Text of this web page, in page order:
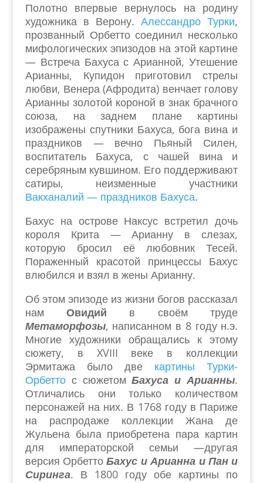
Полотно впервые вернулось на родину
художника в Верону.Алессандро Турки,
прозванный Орбетто соединил несколько
мифологических эпизодов на этой картине
— Встреча Бахуса с Арианной, Утешение
Арианны, Купидон приготовил стрелы
любви, Венера (Афродита) венчает голову
Арианны золотой короной в знак брачного
союза, на заднем плане картины
изображены спутники Бахуса, бога вина и
праздников — вечно Пьяный Силен,
воспитатель Бахуса, с чашей вина и
серебряным кувшином. Его поддерживают
сатиры, неизменные участники
Вакханалий — праздников Бахуса.
Бахус на острове Наксус встретил дочь
короля Крита — Арианну в слезах,
которую бросил её любовник Тесей.
Пораженный красотой принцессы Бахус
влюбился и взял в жены Арианну.
Об этом эпизоде из жизни богов рассказал
намОвидий в своём труде
Метаморфозы, написанном в 8 году н.э.
Многие художники обращались к этому
сюжету, в XVIII веке в коллекции
Эрмитажа было две картины Турки-
Орбеттос сюжетом Бахуса и Арианны.
Отличались они только количеством
персонажей на них. В 1768 году в Париже
на распродаже коллекции Жана де
Жульена была приобретена пара картин
для императорской семьи —другая
версия ОрбеттоБахус и Арианна и Пан и
Сиринга. В 1800 году обе картины по